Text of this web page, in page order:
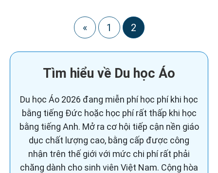
« 1 2
Tìm hiểu về Du học Áo
Du học Áo 2026 đang miễn phí học phí khi học
bằng tiếng Đức hoặc học phí rất thấp khi học
bằng tiếng Anh. Mở ra cơ hội tiếp cận nền giáo
dục chất lượng cao, bằng cấp được công
nhận trên thế giới với mức chi phí rất phải
chăng dành cho sinh viên Việt Nam. Cộng hòa